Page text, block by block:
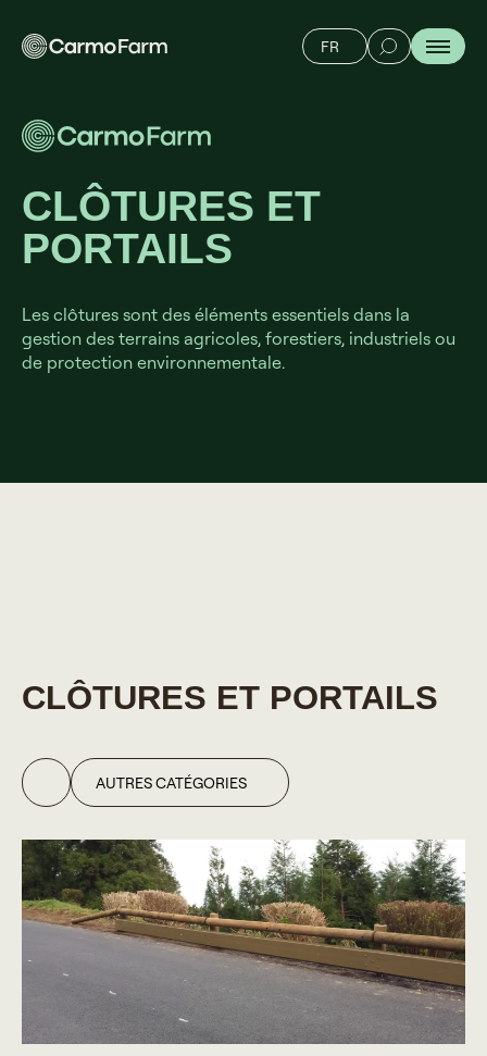
FR
CLÔTURES ET
PORTAILS
Les clôtures sont des éléments essentiels dans la
gestion des terrains agricoles, forestiers, industriels ou
de protection environnementale.
CLÔTURES ET PORTAILS
AUTRES CATÉGORIES